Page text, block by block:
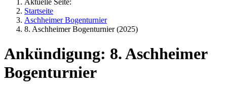
Aktuelle Seite:
Startseite
Aschheimer Bogenturnier
8. Aschheimer Bogenturnier (2025)
Ankündigung: 8. Aschheimer
Bogenturnier